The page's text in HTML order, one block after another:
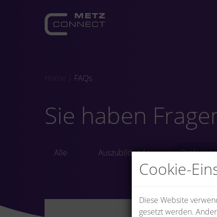
FAQs
Sie haben
Alle Auszubildende
Cookie-
Diese Website
gesetzt werden.